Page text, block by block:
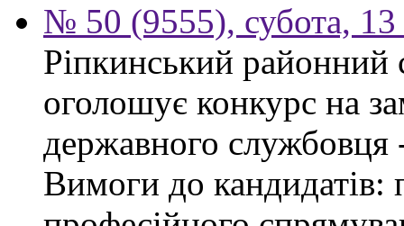
№ 50 (9555), субота, 13
Ріпкинський районний
оголошує конкурс на
державного службовця
Вимоги до кандидатів: